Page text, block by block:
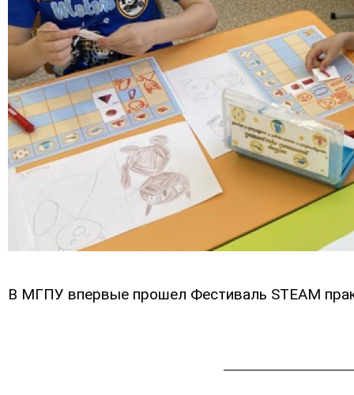
В МГПУ впервые прошел Фестиваль STEAM